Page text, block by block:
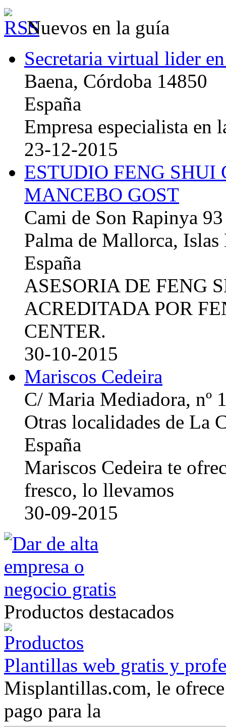
Nuevos en la guía
Secretaria virtual lider
Baena, Córdoba 14850
España
Empresa especialista en
23-12-2015
ESTUDIO FENG
MANCEBO GOST
Cami de Son Rapinya 93
Palma de Mallorca, Islas
España
ASESORIA DE FENG
ACREDITADA POR
CENTER.
30-10-2015
Mariscos Cedeira
C/ Maria Mediadora, nº
Otras localidades de La
España
Mariscos Cedeira te
fresco, lo llevamos
30-09-2015
Productos destacados
Plantillas web gratis y
Misplantillas.com, le
pago para la